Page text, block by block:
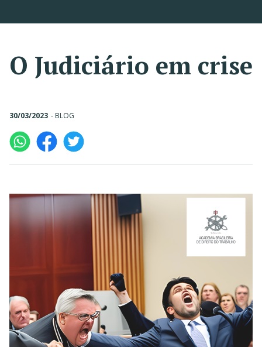
O Judiciário em crise
30/03/2023 - BLOG